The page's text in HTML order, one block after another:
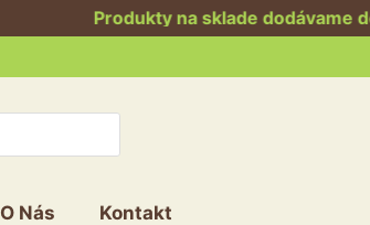
Produkty na sklade dodávame do 2-5
O Nás Kontakt